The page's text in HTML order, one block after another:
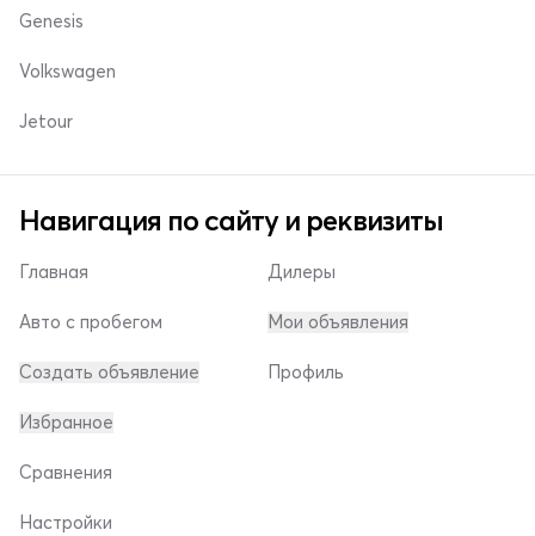
Genesis
Volkswagen
Jetour
Навигация по сайту и реквизиты
Главная
Авто с пробегом
Создать объявление
Дилеры
Мои объявления
Профиль
Избранное
Сравнения
Настройки